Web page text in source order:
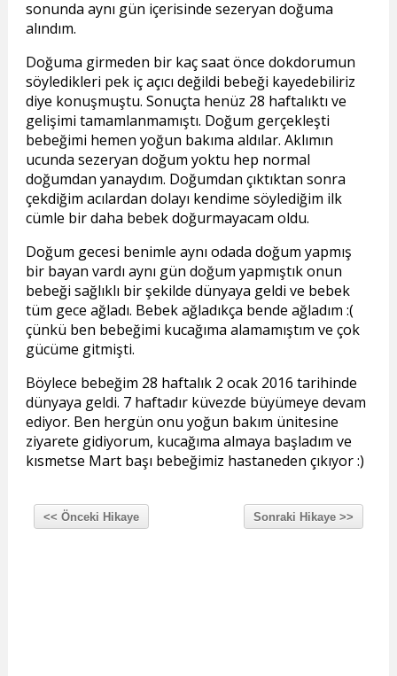
sonunda aynı gün içerisinde sezeryan doğuma
alındım.
Doğuma girmeden bir kaç saat önce dokdorumun
söyledikleri pek iç açıcı değildi bebeği kayedebiliriz
diye konuşmuştu. Sonuçta henüz 28 haftalıktı ve
gelişimi tamamlanmamıştı. Doğum gerçekleşti
bebeğimi hemen yoğun bakıma aldılar. Aklımın
ucunda sezeryan doğum yoktu hep normal
doğumdan yanaydım. Doğumdan çıktıktan sonra
çekdiğim acılardan dolayı kendime söylediğim ilk
cümle bir daha bebek doğurmayacam oldu.
Doğum gecesi benimle aynı odada doğum yapmış
bir bayan vardı aynı gün doğum yapmıştık onun
bebeği sağlıklı bir şekilde dünyaya geldi ve bebek
tüm gece ağladı. Bebek ağladıkça bende ağladım :(
çünkü ben bebeğimi kucağıma alamamıştım ve çok
gücüme gitmişti.
Böylece bebeğim 28 haftalık 2 ocak 2016 tarihinde
dünyaya geldi. 7 haftadır küvezde büyümeye devam
ediyor. Ben hergün onu yoğun bakım ünitesine
ziyarete gidiyorum, kucağıma almaya başladım ve
kısmetse Mart başı bebeğimiz hastaneden çıkıyor :)
<< Önceki Hikaye Sonraki Hikaye >>